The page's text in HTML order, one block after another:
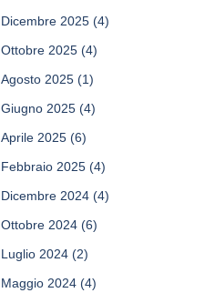
Dicembre 2025 (4)
Ottobre 2025 (4)
Agosto 2025 (1)
Giugno 2025 (4)
Aprile 2025 (6)
Febbraio 2025 (4)
Dicembre 2024 (4)
Ottobre 2024 (6)
Luglio 2024 (2)
Maggio 2024 (4)